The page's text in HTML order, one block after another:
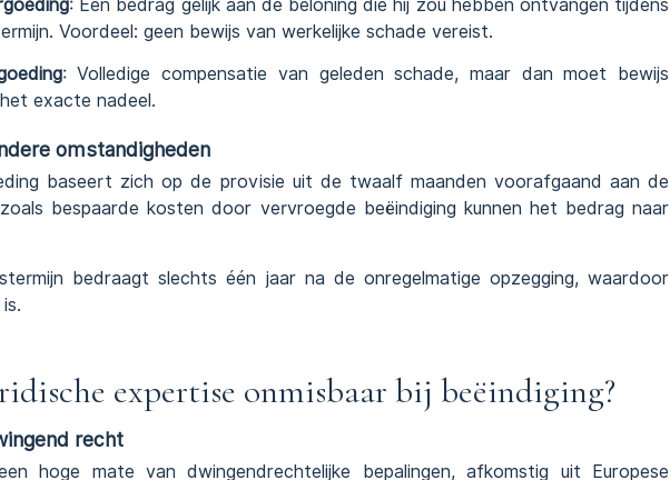
: Een bedrag gelijk aan de beloning die hij zou hebben ontvangen tijdens
Voordeel: geen bewijs van werkelijke schade vereist.
: Volledige compensatie van geleden schade, maar dan moet bewijs
exacte nadeel.
omstandigheden
baseert zich op de provisie uit de twaalf maanden voorafgaand aan de
bespaarde kosten door vervroegde beëindiging kunnen het bedrag naar
bedraagt slechts één jaar na de onregelmatige opzegging, waardoor
expertise onmisbaar bij beëindiging?
recht
hoge mate van dwingendrechtelijke bepalingen, afkomstig uit Europese